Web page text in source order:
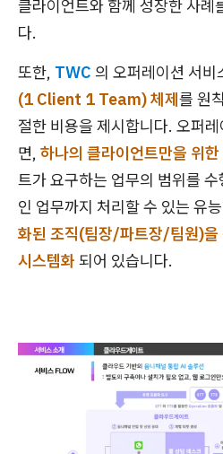
클라이언트와 함께 성장한 사례
다.
또한, TWC 의 오퍼레이션 서비
(1 Client 1 Team) 체제를 원
절한 비용을 제시합니다. 오퍼
면, 하나의 클라이언트만을 위한
트가 요구하는 업무의 범위를
인 업무까지 처리할 수 있는 유
화된 조직(팀장/파트장/팀원)
시스템화 되어 있습니다.